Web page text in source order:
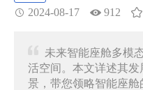
2024-08-17 912
未来智能座舱多模
活空间。本文详述其
景，带您领略智能座